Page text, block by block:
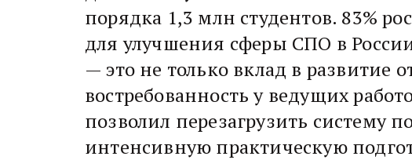
порядка 1,3 млн студентов. 83%
для улучшения сферы СПО в
— это не только вклад в развитие
востребованность у ведущих
позволил перезагрузить систему
интенсивную практическую